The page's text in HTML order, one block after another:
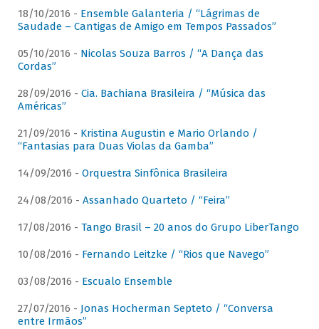
18/10/2016 - Ensemble Galanteria / “Lágrimas de
Saudade – Cantigas de Amigo em Tempos Passados”
05/10/2016 - Nicolas Souza Barros / “A Dança das
Cordas”
28/09/2016 - Cia. Bachiana Brasileira / “Música das
Américas”
21/09/2016 - Kristina Augustin e Mario Orlando /
“Fantasias para Duas Violas da Gamba”
14/09/2016 - Orquestra Sinfônica Brasileira
24/08/2016 - Assanhado Quarteto / “Feira”
17/08/2016 - Tango Brasil – 20 anos do Grupo LiberTango
10/08/2016 - Fernando Leitzke / “Rios que Navego”
03/08/2016 - Escualo Ensemble
27/07/2016 - Jonas Hocherman Septeto / “Conversa
entre Irmãos”